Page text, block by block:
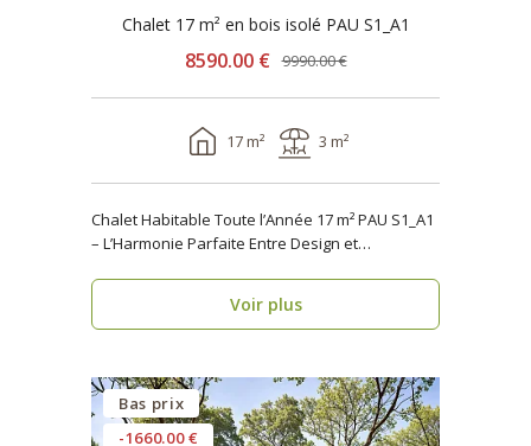
Chalet 17 m² en bois isolé PAU S1_A1
8590.00 € 9990.00 €
17 m² 3 m²
Chalet Habitable Toute l’Année 17 m² PAU S1_A1
– L’Harmonie Parfaite Entre Design et
Voir plus
Bas prix
-1660.00 €